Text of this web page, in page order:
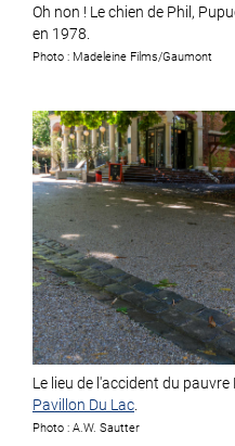
Oh non ! Le chien de Phil,
en 1978.
Photo : Madeleine Films/Gaumont
Le lieu de l'accident du
Pavillon Du Lac
Photo : A.W. Sautter